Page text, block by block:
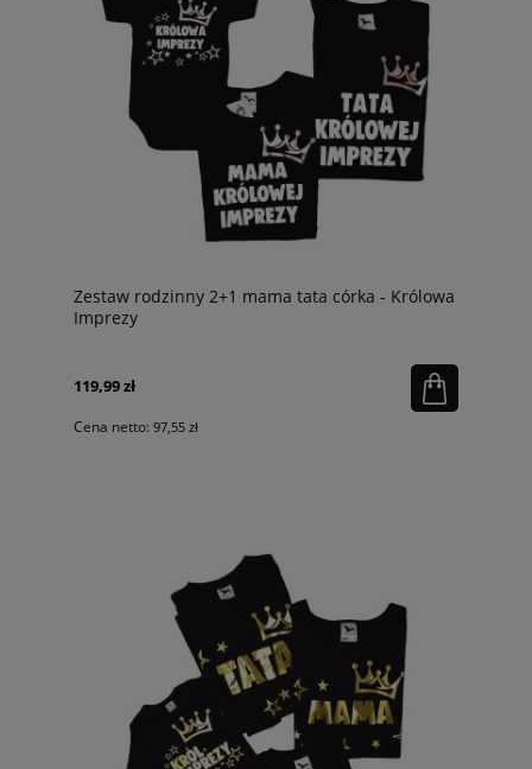
Zestaw rodzinny 2+1 mama tata córka - Królowa
Imprezy
119,99 zł
Cena netto: 97,55 zł